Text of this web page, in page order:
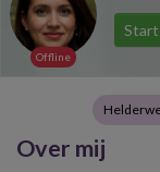
Offline
Over mij